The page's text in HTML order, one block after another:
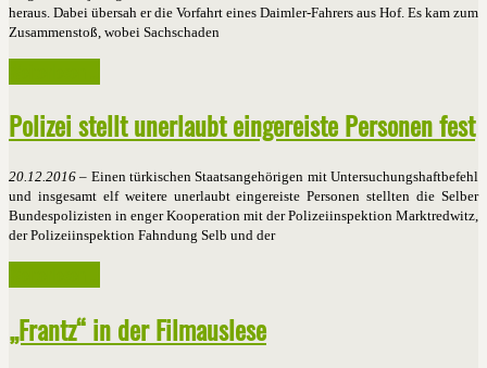
heraus. Dabei übersah er die Vorfahrt eines Daimler-Fahrers aus Hof. Es kam zum
Zusammenstoß, wobei Sachschaden
Polizei stellt unerlaubt eingereiste Personen fest
20.12.2016 – Einen türkischen Staatsangehörigen mit Untersuchungshaftbefehl
und insgesamt elf weitere unerlaubt eingereiste Personen stellten die Selber
Bundespolizisten in enger Kooperation mit der Polizeiinspektion Marktredwitz,
der Polizeiinspektion Fahndung Selb und der
„Frantz“ in der Filmauslese